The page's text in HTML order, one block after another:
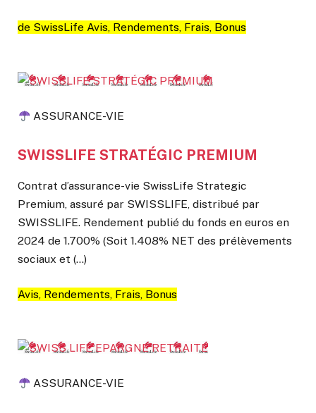
de SwissLife Avis, Rendements, Frais, Bonus
ASSURANCE-VIE
SWISSLIFE STRATÉGIC PREMIUM
Contrat d’assurance-vie SwissLife Strategic
Premium, assuré par SWISSLIFE, distribué par
SWISSLIFE. Rendement publié du fonds en euros en
2024 de 1.700% (Soit 1.408% NET des prélèvements
sociaux et (…)
Avis, Rendements, Frais, Bonus
ASSURANCE-VIE